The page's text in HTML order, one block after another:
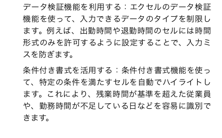
データ検証機能を利用する：エクセルのデータ検証
機能を使って、入力できるデータのタイプを制限し
ます。例えば、出勤時間や退勤時間のセルには時間
形式のみを許可するように設定することで、入力ミ
スを防ぎます。
条件付き書式を活用する：条件付き書式機能を使っ
て、特定の条件を満たすセルを自動でハイライトし
ます。これにより、残業時間が基準を超えた従業員
や、勤務時間が不足している日などを容易に識別で
きます。